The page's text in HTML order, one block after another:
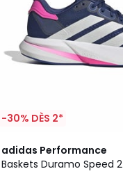
-30% DÈS 2*
adidas Performance
Baskets Duramo Speed 2
4,8
/ 5